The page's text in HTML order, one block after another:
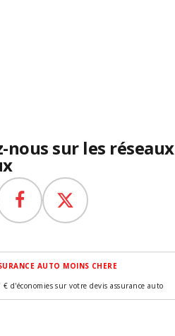
nous sur les réseaux
AUTO MOINS CHERE
€ d'économies sur votre devis assurance auto